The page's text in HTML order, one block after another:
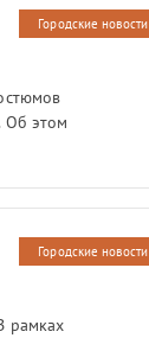
Городские новости
Об этом
Городские новости
рамках